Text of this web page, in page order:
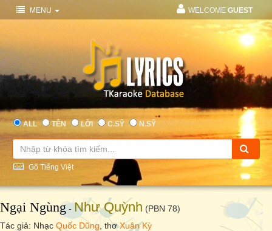
MENU WELCOME GUEST
ALL TÊN LỜI C.SỸ N.SỸ
Gõ Tiếng Việt
Ngại Ngùng - Như Quỳnh (PBN 78)
Tác giả: NhạcQuốc Dũng , thơXuân Kỳ